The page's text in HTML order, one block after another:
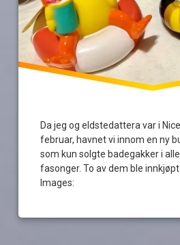
Da jeg og eldstedattera var i
februar, havnet vi innom en ny
som kun solgte badegakker i
fasonger. To av dem ble
Images: